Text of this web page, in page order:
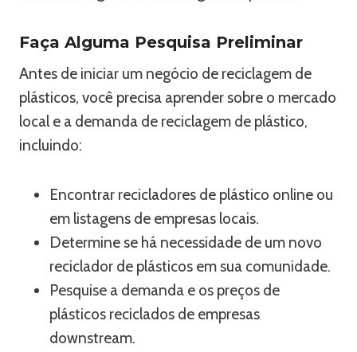
Faça Alguma Pesquisa Preliminar
Antes de iniciar um negócio de reciclagem de
plásticos, você precisa aprender sobre o mercado
local e a demanda de reciclagem de plástico,
incluindo:
Encontrar recicladores de plástico online ou
em listagens de empresas locais.
Determine se há necessidade de um novo
reciclador de plásticos em sua comunidade.
Pesquise a demanda e os preços de
plásticos reciclados de empresas
downstream.